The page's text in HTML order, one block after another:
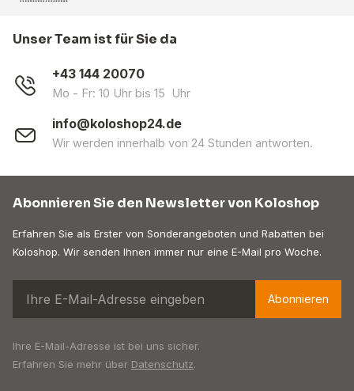
Unser Team ist für Sie da
+43 144 20070
Mo - Fr: 10 Uhr bis 15 Uhr
info@koloshop24.de
Wir werden innerhalb von 24 Stunden antworten.
Abonnieren Sie den Newsletter von Koloshop
Erfahren Sie als Erster von Sonderangeboten und Rabatten bei
Koloshop. Wir senden Ihnen immer nur eine E-Mail pro Woche.
Abonnieren
Ihre E-Mail-Adresse ist bei uns sicher.
Erfahren Sie mehr über Datenschutz.